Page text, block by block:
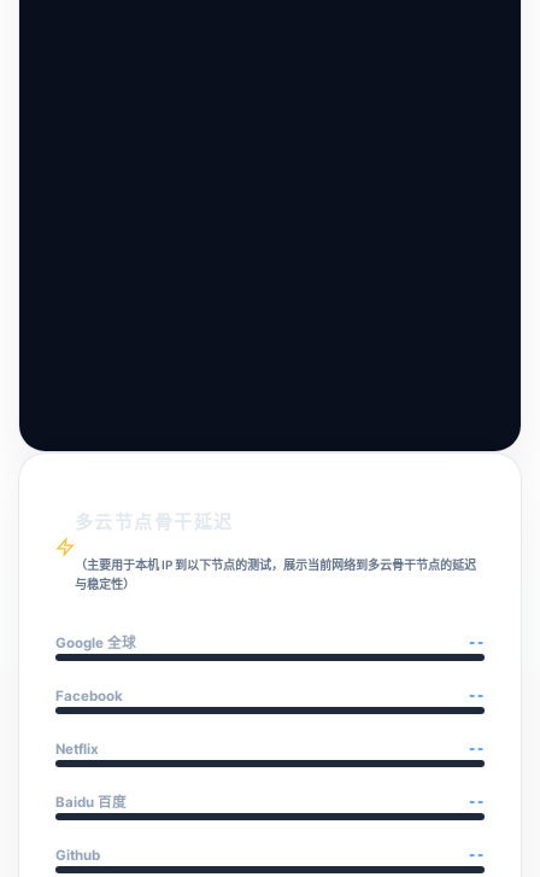
多云节点骨干延迟
（主要用于本机 IP 到以下节点的测试，展示当前网络到多云骨干节点的延迟
与稳定性）
Google 全球 --
Facebook --
Netflix --
Baidu 百度 --
Github --